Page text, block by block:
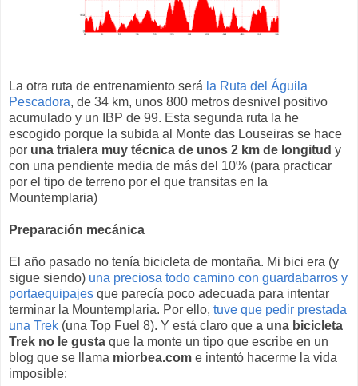
La otra ruta de entrenamiento será la Ruta del Águila
Pescadora, de 34 km, unos 800 metros desnivel positivo
acumulado y un IBP de 99. Esta segunda ruta la he
escogido porque la subida al Monte das Louseiras se hace
por una trialera muy técnica de unos 2 km de longitud y
con una pendiente media de más del 10% (para practicar
por el tipo de terreno por el que transitas en la
Mountemplaria)
Preparación mecánica
El año pasado no tenía bicicleta de montaña. Mi bici era (y
sigue siendo) una preciosa todo camino con guardabarros y
portaequipajes que parecía poco adecuada para intentar
terminar la Mountemplaria. Por ello, tuve que pedir prestada
una Trek (una Top Fuel 8). Y está claro que a una bicicleta
Trek no le gusta que la monte un tipo que escribe en un
blog que se llama miorbea.com e intentó hacerme la vida
imposible: